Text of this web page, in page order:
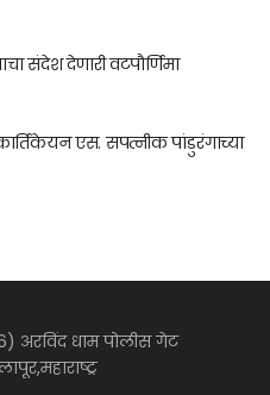
संदेश देणारी वटपौर्णिमा
एस. सपत्नीक पांडुरंगाच्या
अरविंद धाम पोलीस गेट